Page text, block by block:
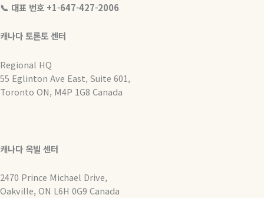
📞 대표 번호 +1-647-427-2006
캐나다 토론토 센터
Regional HQ
55 Eglinton Ave East, Suite 601,
Toronto ON, M4P 1G8 Canada
캐나다 옥빌 센터
2470 Prince Michael Drive,
Oakville, ON L6H 0G9 Canada